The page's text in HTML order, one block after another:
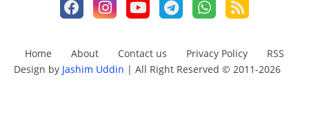
Home About Contact us Privacy Policy
RSS
Design by Jashim Uddin | All Right Reserved © 2011-2026